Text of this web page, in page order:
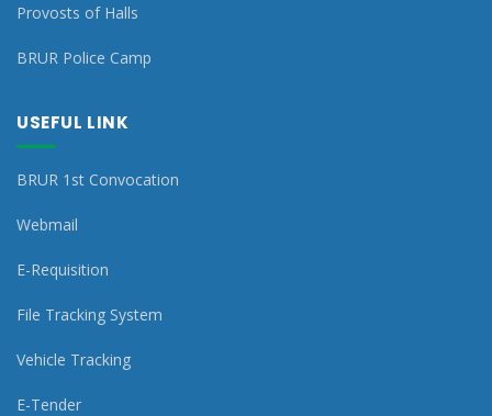
Provosts of Halls
BRUR Police Camp
USEFUL LINK
BRUR 1st Convocation
Webmail
E-Requisition
File Tracking System
Vehicle Tracking
E-Tender